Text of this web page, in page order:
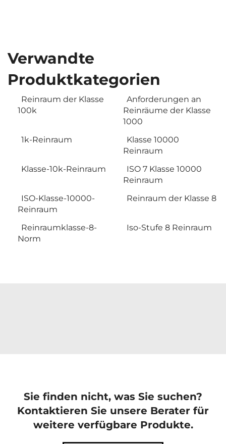
Verwandte
Produktkategorien
Reinraum der Klasse
100k
Anforderungen an
Reinräume der Klasse
1000
1k-Reinraum
Klasse 10000
Reinraum
Klasse-10k-Reinraum
ISO 7 Klasse 10000
Reinraum
ISO-Klasse-10000-
Reinraum
Reinraum der Klasse 8
Reinraumklasse-8-
Norm
Iso-Stufe 8 Reinraum
Sie finden nicht, was Sie suchen?
Kontaktieren Sie unsere Berater für
weitere verfügbare Produkte.